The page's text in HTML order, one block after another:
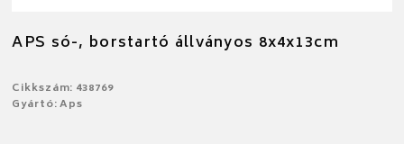
APS só-, borstartó állványos 8x4x13cm
Cikkszám: 438769
Gyártó: Aps